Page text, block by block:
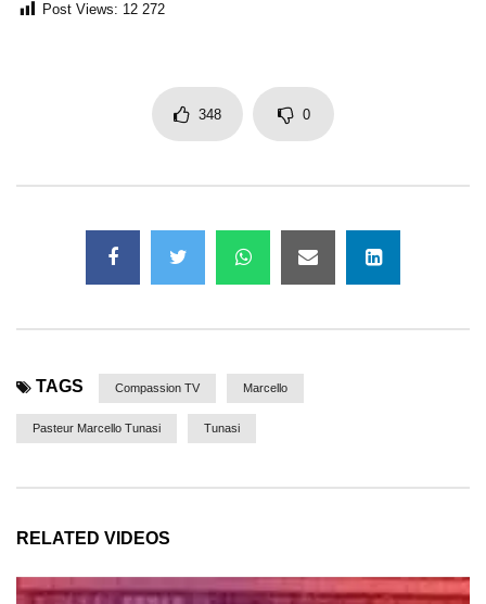
Post Views: 12 272
348 0
TAGS Compassion TV Marcello
Pasteur Marcello Tunasi Tunasi
RELATED VIDEOS